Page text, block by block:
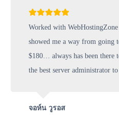
Worked with
showed me a way from going
$180… always has been there
the best server administrator to
จอห์น วูรอส